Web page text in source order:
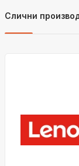
Слични